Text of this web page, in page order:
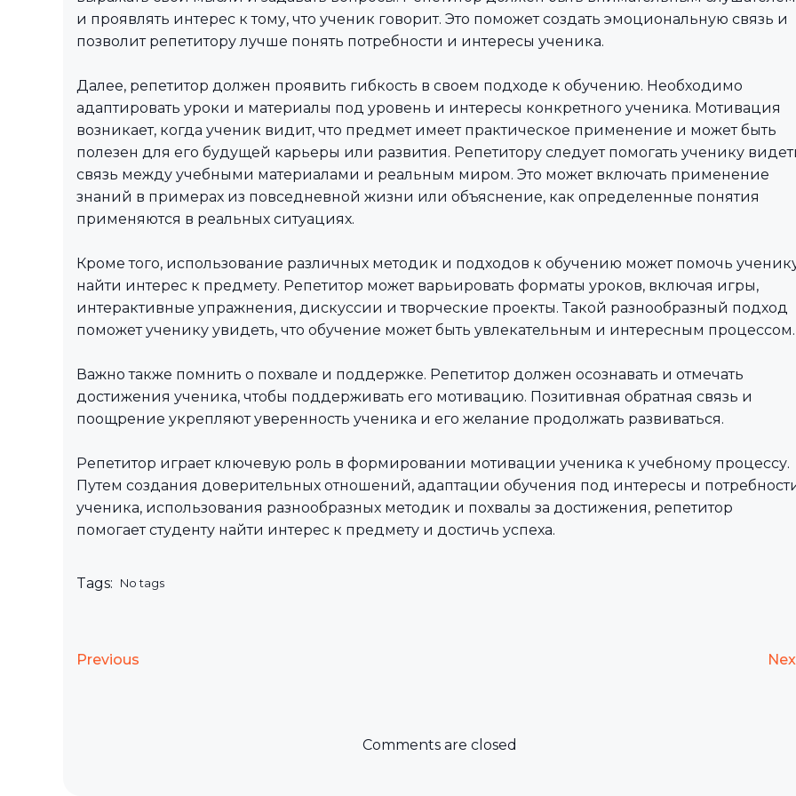
и проявлять интерес к тому, что ученик говорит. Это поможет создать эмоциональную связь и
позволит репетитору лучше понять потребности и интересы ученика.
Далее, репетитор должен проявить гибкость в своем подходе к обучению. Необходимо
адаптировать уроки и материалы под уровень и интересы конкретного ученика. Мотивация
возникает, когда ученик видит, что предмет имеет практическое применение и может быть
полезен для его будущей карьеры или развития. Репетитору следует помогать ученику
связь между учебными материалами и реальным миром. Это может включать применение
знаний в примерах из повседневной жизни или объяснение, как определенные понятия
применяются в реальных ситуациях.
Кроме того, использование различных методик и подходов к обучению может помочь
найти интерес к предмету. Репетитор может варьировать форматы уроков, включая игры,
интерактивные упражнения, дискуссии и творческие проекты. Такой разнообразный подход
поможет ученику увидеть, что обучение может быть увлекательным и интересным процессом.
Важно также помнить о похвале и поддержке. Репетитор должен осознавать и отмечать
достижения ученика, чтобы поддерживать его мотивацию. Позитивная обратная связь и
поощрение укрепляют уверенность ученика и его желание продолжать развиваться.
Репетитор играет ключевую роль в формировании мотивации ученика к учебному процессу.
Путем создания доверительных отношений, адаптации обучения под интересы и
ученика, использования разнообразных методик и похвалы за достижения, репетитор
помогает студенту найти интерес к предмету и достичь успеха.
Tags: No tags
Previous
Comments are closed